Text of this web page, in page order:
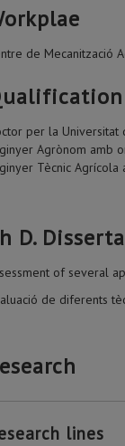
de Mecanització
per la Universitat
Agrònom amb
Tècnic
D.
of several
de diferents
lines